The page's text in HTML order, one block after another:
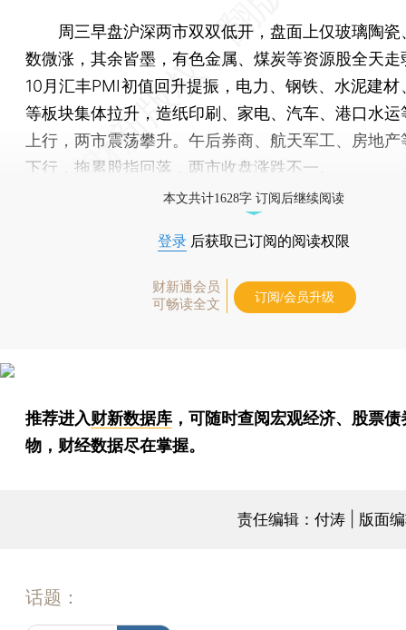
周三早盘沪深两市双双低开，盘面上仅玻璃陶瓷
数微涨，其余皆墨，有色金属、煤炭等资源股全天走
10月汇丰PMI初值回升提振，电力、钢铁、水泥建材
等板块集体拉升，造纸印刷、家电、汽车、港口水运
上行，两市震荡攀升。午后券商、航天军工、房地
下行，拖累股指回落，两市收盘涨跌不一。
本文共计1628字 订阅后继续阅读
登录 后获取已订阅的阅读权限
财新通会员
可畅读全文
订阅/会员升级
推荐进入财新数据库 ，可随时查阅宏观经济、股票
物，财经数据尽在掌握。
责任编辑：付涛 | 版面
话题：